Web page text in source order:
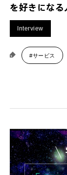
を好きになる
Interview
#サービス
FAQ&個人お問い
FAQ & 個人お